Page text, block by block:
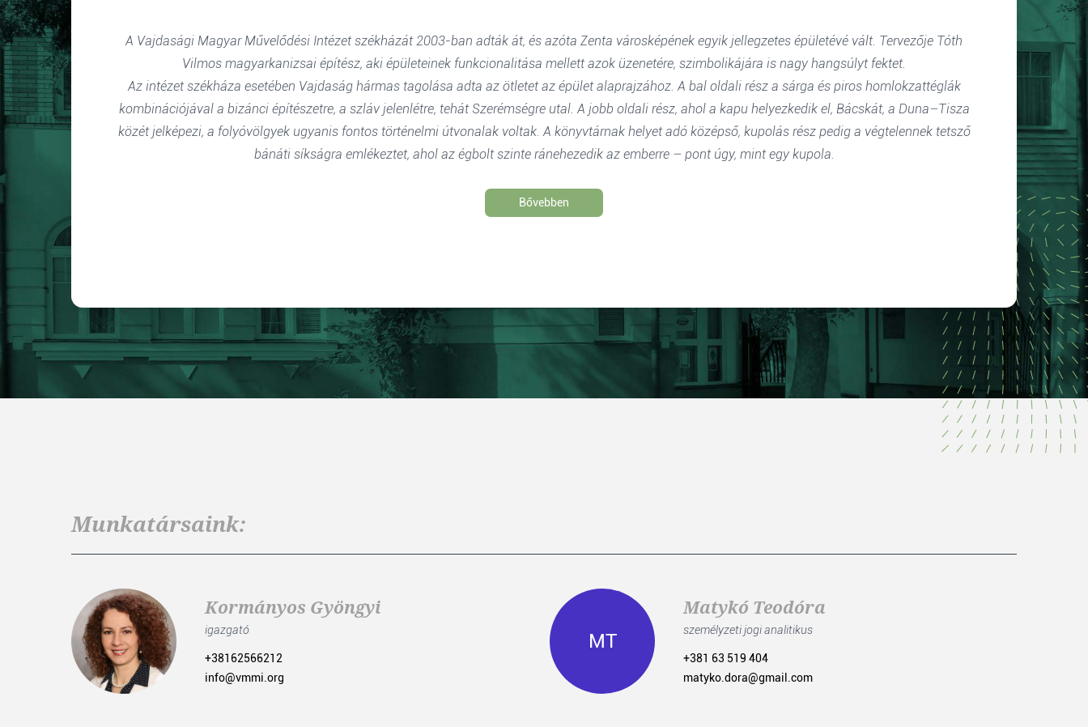
A Vajdasági Magyar Művelődési Intézet székházát 2003-ban adták át, és azóta Zenta városképének egyik jellegzetes épületévé vált. Tervezője Tóth
Vilmos magyarkanizsai építész, aki épületeinek funkcionalitása mellett azok üzenetére, szimbolikájára is nagy hangsúlyt fektet.
Az intézet székháza esetében Vajdaság hármas tagolása adta az ötletet az épület alaprajzához. A bal oldali rész a sárga és piros homlokzattéglák
kombinációjával a bizánci építészetre, a szláv jelenlétre, tehát Szerémségre utal. A jobb oldali rész, ahol a kapu helyezkedik el, Bácskát, a Duna–Tisza
közét jelképezi, a folyóvölgyek ugyanis fontos történelmi útvonalak voltak. A könyvtárnak helyet adó középső, kupolás rész pedig a végtelennek tetsző
bánáti síkságra emlékeztet, ahol az égbolt szinte ránehezedik az emberre – pont úgy, mint egy kupola.
Bővebben
Munkatársaink:
Kormányos Gyöngyi
igazgató
+38162566212
info@vmmi.org
MT
Matykó Teodóra
személyzeti jogi analitikus
+381 63 519 404
matyko.dora@gmail.com